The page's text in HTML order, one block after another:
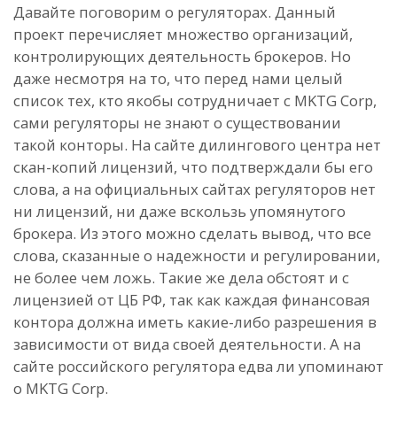
Давайте поговорим о регуляторах. Данный
проект перечисляет множество организаций,
контролирующих деятельность брокеров. Но
даже несмотря на то, что перед нами целый
список тех, кто якобы сотрудничает с MKTG Corp,
сами регуляторы не знают о существовании
такой конторы. На сайте дилингового центра нет
скан-копий лицензий, что подтверждали бы его
слова, а на официальных сайтах регуляторов нет
ни лицензий, ни даже вскользь упомянутого
брокера. Из этого можно сделать вывод, что все
слова, сказанные о надежности и регулировании,
не более чем ложь. Такие же дела обстоят и с
лицензией от ЦБ РФ, так как каждая финансовая
контора должна иметь какие-либо разрешения в
зависимости от вида своей деятельности. А на
сайте российского регулятора едва ли упоминают
о MKTG Corp.